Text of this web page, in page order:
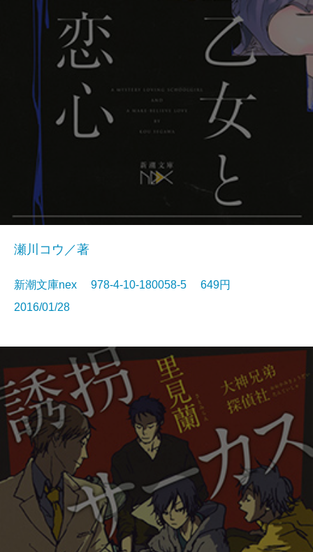
瀬川コウ／著
新潮文庫nex 978-4-10-180058-5 649円
2016/01/28